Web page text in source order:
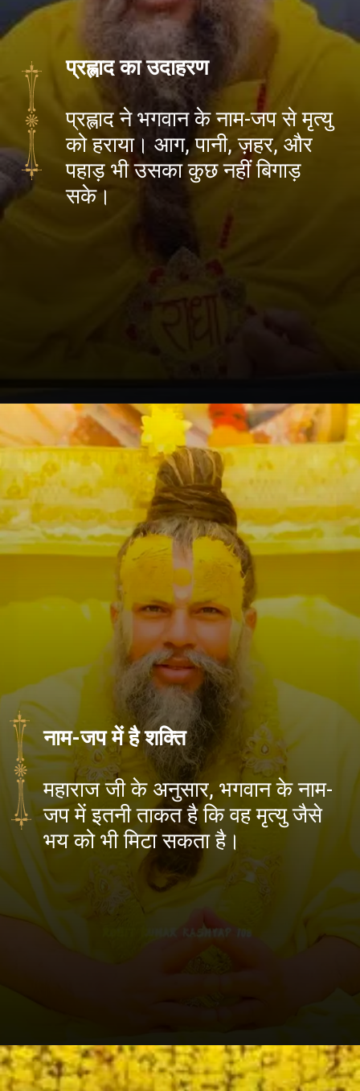
प्रह्लाद का उदाहरण
प्रह्लाद ने भगवान के नाम-जप से मृत्यु
को हराया। आग, पानी, ज़हर, और
पहाड़ भी उसका कुछ नहीं बिगाड़
सके।
नाम-जप में है शक्ति
महाराज जी के अनुसार, भगवान के नाम-
जप में इतनी ताकत है कि वह मृत्यु जैसे
भय को भी मिटा सकता है।